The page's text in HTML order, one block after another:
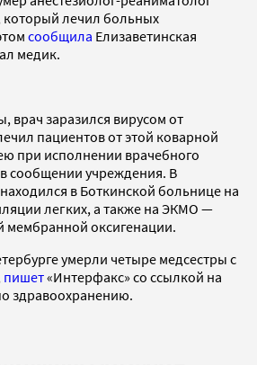
лечил больных
сообщила Елизаветинская
медик.
заразился вирусом от
пациентов от этой коварной
при исполнении врачебного
сообщении учреждения. В
в Боткинской больнице на
легких, а также на ЭКМО —
мембранной оксигенации.
умерли четыре медсестры с
пишет«Интерфакс» со ссылкой на
здравоохранению.